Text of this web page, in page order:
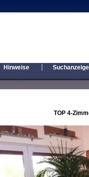
Hinweise |
TOP 4-